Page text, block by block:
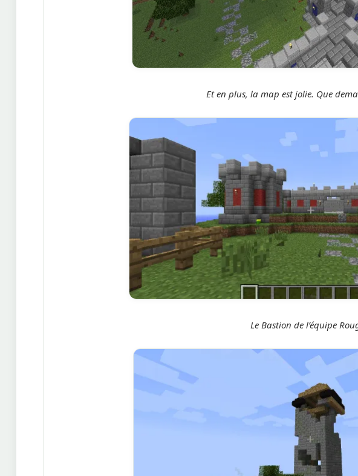
Et en plus, la map est jolie. Que
Le Bastion de l’équipe